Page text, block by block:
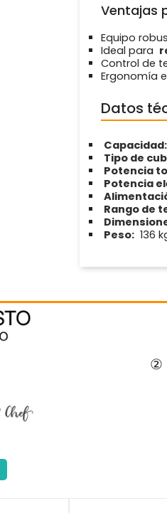
Ventajas
Equipo
Ideal para
Control de
Ergonomía
Datos
Capacidad:
Tipo de
Potencia
Potencia
Rango de
Peso: 136
②